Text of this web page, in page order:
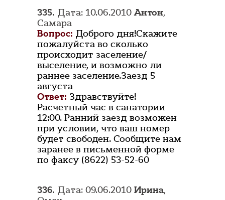
335. Дата: 10.06.2010Антон,
Самара
Вопрос: Доброго дня!Скажите
пожалуйста во сколько
происходит заселение/
выселение, и возможно ли
раннее заселение.Заезд 5
августа
Ответ: Здравствуйте!
Расчетный час в санатории
12:00. Ранний заезд возможен
при условии, что ваш номер
будет свободен. Сообщите нам
заранее в письменной форме
по факсу (8622) 53-52-60
336. Дата: 09.06.2010 Ирина,